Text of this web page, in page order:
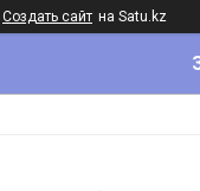
Создать сайт на Satu.kz